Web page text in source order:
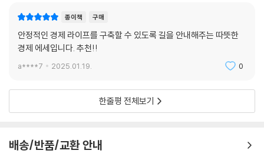
가장 현실적인 20대 1억 모으기 노하우 대공개
월급의 일부는 ‘없는 셈’ 치고 예산 세우기. 사고 싶은 것이 생겼다면 적금
을 들어서 유예 기간 만들기. ‘쓰고 모으기’에서 ‘모으고 쓰기’로 저축 순서
금도 실천하고 있는 짠테크 노하우가 도움이 될 것이다. 예산 짜는 방법, 가
계부 작성법, 적금 활용법 등 기본적인 내용은 물론 ‘가성비’ 좋은 앱테크,
작한 사회 초년생들이 가장 궁금해하는 주제를 빠짐없이 담았다.
종이책 구매
안정적인 경제 라이프를 구축할 수 있도록 길을 안내해주는 따뜻한
경제 에세입니다. 추천!!
a****7 2025.01.19. 0
한줄평 전체보기
배송/반품/교환 안내